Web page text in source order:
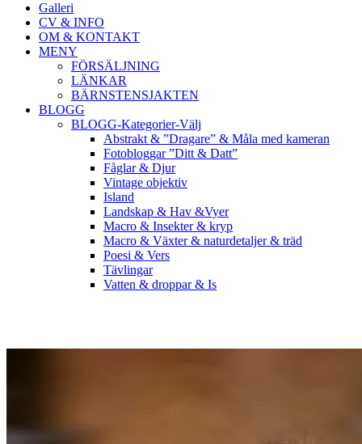
Galleri
CV & INFO
OM & KONTAKT
MENY
FÖRSÄLJNING
LÄNKAR
BÄRNSTENSJAKTEN
BLOGG
BLOGG-Kategorier-Välj
Abstrakt & ”Dragare” & Måla med kameran
Fotobloggar ”Ditt & Datt”
Fåglar & Djur
Vintage objektiv
Island
Landskap & Hav &Vyer
Macro & Insekter & kryp
Macro & Växter & naturdetaljer & träd
Poesi & Vers
Tävlingar
Vatten & droppar & Is